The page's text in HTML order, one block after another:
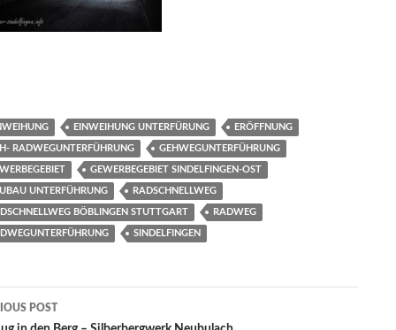
EINWEIHUNG UNTERFÜRUNG ERÖFFNUNG
RADWEGUNTERFÜHRUNG GEHWEGUNTERFÜHRUNG
GEWERBEGEBIET SINDELFINGEN-OST
UNTERFÜHRUNG RADSCHNELLWEG
BÖBLINGEN STUTTGART RADWEG
SINDELFINGEN
POST